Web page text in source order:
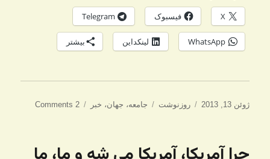
X فیسبوک Telegram
WhatsApp لینکداین بیشتر
ارسال
ژوئن 13, 2013 دسته‌ها
روزنوشت برچسب‌ها
جامعه، جهان، خبر 2 Comments